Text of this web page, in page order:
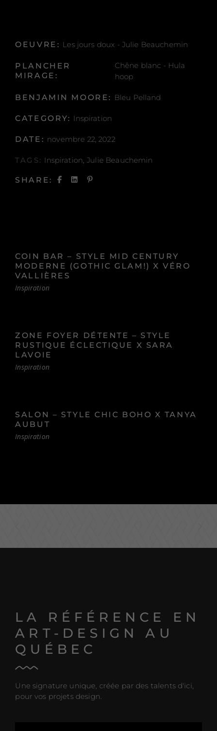
OEUVRE: Les jours doux - Julie Beauchemin
PLANCHER
MIRAGE:
Chêne blanc - Hula
hoop
BENJAMIN MOORE: Bleu Pelland
CATEGORY: Inspiration
DATE: novembre 22, 2022
TAGS: Inspiration Julie Beauchemin
SHARE:
COIN BAR – STYLE MID CENTURY
MODERNE (GOTHIC GLAM!) X VÉRO
VALLIÈRES
Inspiration
ZONE FOYER DÉTENTE – STYLE
RUSTIQUE ÉCLECTIQUE X SARA
LAVOIE
Inspiration
SALON – STYLE CHIC BOHO X TANYA
AUBUT
Inspiration
LA RÉFÉRENCE EN
ART-DESIGN AU
QUÉBEC
Une signature unique, créée par des talents d'ici,
pour vos projets design.